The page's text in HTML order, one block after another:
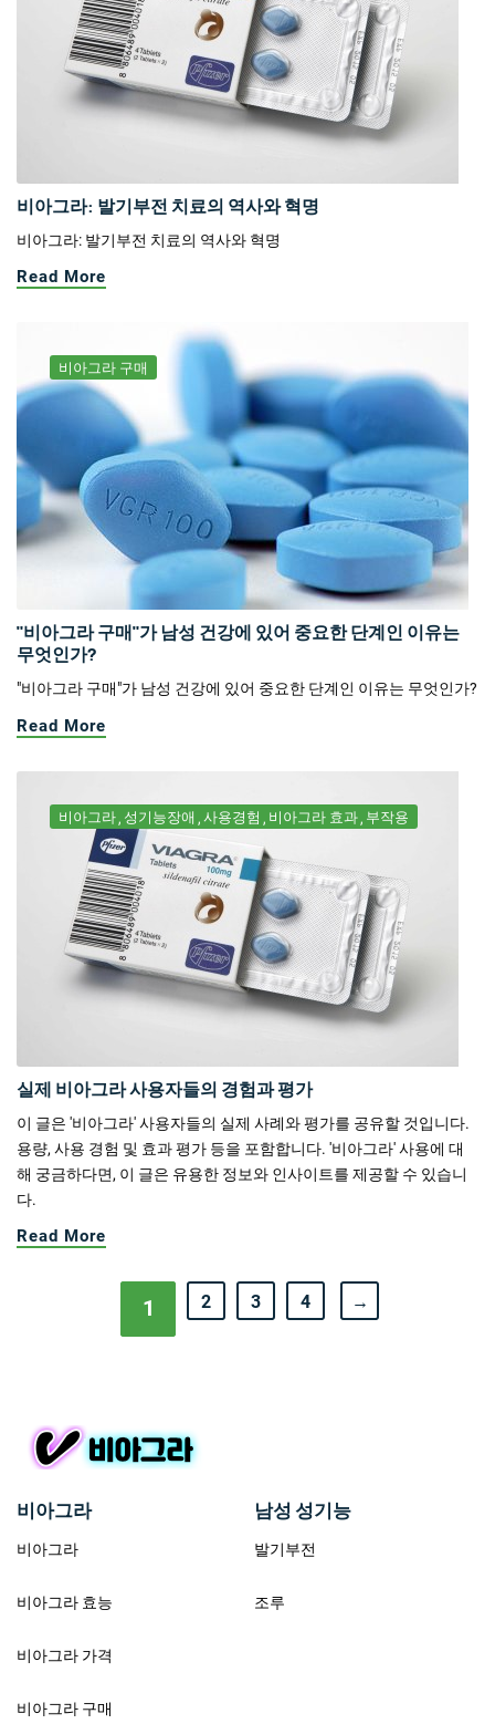
비아그라: 발기부전 치료의 역사와 혁명
비아그라: 발기부전 치료의 역사와 혁명
Read More
비아그라 구매
"비아그라 구매"가 남성 건강에 있어 중요한 단계인 이유는
무엇인가?
"비아그라 구매"가 남성 건강에 있어 중요한 단계인 이유는 무엇인가?
Read More
비아그라 성기능장애 사용경험 비아그라 효과 부작용
실제 비아그라 사용자들의 경험과 평가
이 글은 '비아그라' 사용자들의 실제 사례와 평가를 공유할 것입니다.
용량, 사용 경험 및 효과 평가 등을 포함합니다. '비아그라' 사용에 대
해 궁금하다면, 이 글은 유용한 정보와 인사이트를 제공할 수 있습니
다.
Read More
1 2 3 4 →
비아그라
비아그라
비아그라 효능
비아그라 가격
비아그라 구매
남성 성기능
발기부전
조루